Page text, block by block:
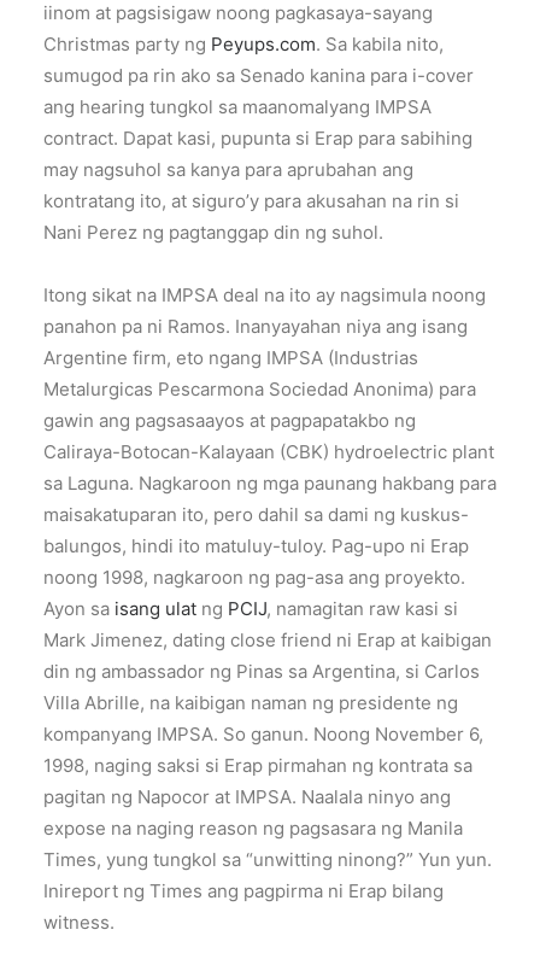
iinom at pagsisigaw noong pagkasaya-sayang
Christmas party ng Peyups.com. Sa kabila nito,
sumugod pa rin ako sa Senado kanina para i-cover
ang hearing tungkol sa maanomalyang IMPSA
contract. Dapat kasi, pupunta si Erap para sabihing
may nagsuhol sa kanya para aprubahan ang
kontratang ito, at siguro’y para akusahan na rin si
Nani Perez ng pagtanggap din ng suhol.
Itong sikat na IMPSA deal na ito ay nagsimula noong
panahon pa ni Ramos. Inanyayahan niya ang isang
Argentine firm, eto ngang IMPSA (Industrias
Metalurgicas Pescarmona Sociedad Anonima) para
gawin ang pagsasaayos at pagpapatakbo ng
Caliraya-Botocan-Kalayaan (CBK) hydroelectric plant
sa Laguna. Nagkaroon ng mga paunang hakbang para
maisakatuparan ito, pero dahil sa dami ng kuskus-
balungos, hindi ito matuluy-tuloy. Pag-upo ni Erap
noong 1998, nagkaroon ng pag-asa ang proyekto.
Ayon sa isang ulat ng PCIJ, namagitan raw kasi si
Mark Jimenez, dating close friend ni Erap at kaibigan
din ng ambassador ng Pinas sa Argentina, si Carlos
Villa Abrille, na kaibigan naman ng presidente ng
kompanyang IMPSA. So ganun. Noong November 6,
1998, naging saksi si Erap pirmahan ng kontrata sa
pagitan ng Napocor at IMPSA. Naalala ninyo ang
expose na naging reason ng pagsasara ng Manila
Times, yung tungkol sa “unwitting ninong?” Yun yun.
Inireport ng Times ang pagpirma ni Erap bilang
witness.